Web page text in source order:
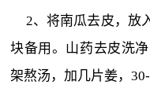
2、将南瓜去皮，放
块备用。山药去皮洗
架熬汤，加几片姜，30-